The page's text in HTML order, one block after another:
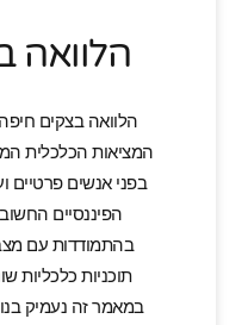
הלוואה
הלוואה בצקים
המציאות הכלכלית
בפני אנשים
הפיננסיים
בהתמודדות עם
תוכניות כלכליות
במאמר זה נעמיק